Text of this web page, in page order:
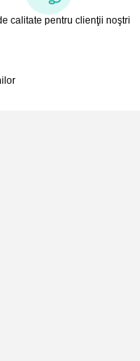
calitate pentru clienţii noştri